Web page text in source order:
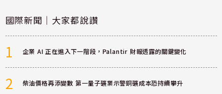
國際新聞｜大家都說讚
1 企業 AI 正在進入下一階段，Palantir 財報透露的關鍵變化
2 柴油價格再添變數 第一量子礦業示警銅礦成本恐持續攀升